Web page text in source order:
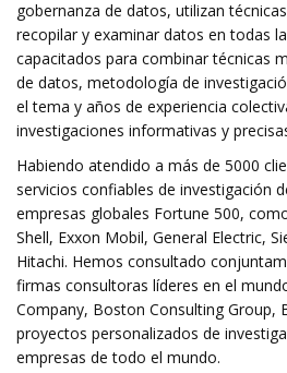
gobernanza de datos, utilizan
recopilar y examinar datos en todas
capacitados para combinar técnicas
de datos, metodología de
el tema y años de experiencia
investigaciones informativas y
Habiendo atendido a más de 5000
servicios confiables de investigación
empresas globales Fortune 500,
Shell, Exxon Mobil, General Electric,
Hitachi. Hemos consultado
firmas consultoras líderes en el
Company, Boston Consulting Group,
proyectos personalizados de
empresas de todo el mundo.